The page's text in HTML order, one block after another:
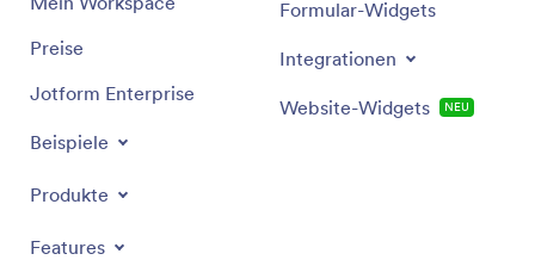
Preise
Jotform Enterprise
Beispiele
Produkte
Features
Formular-Widgets
Integrationen
Website-Widgets NEU